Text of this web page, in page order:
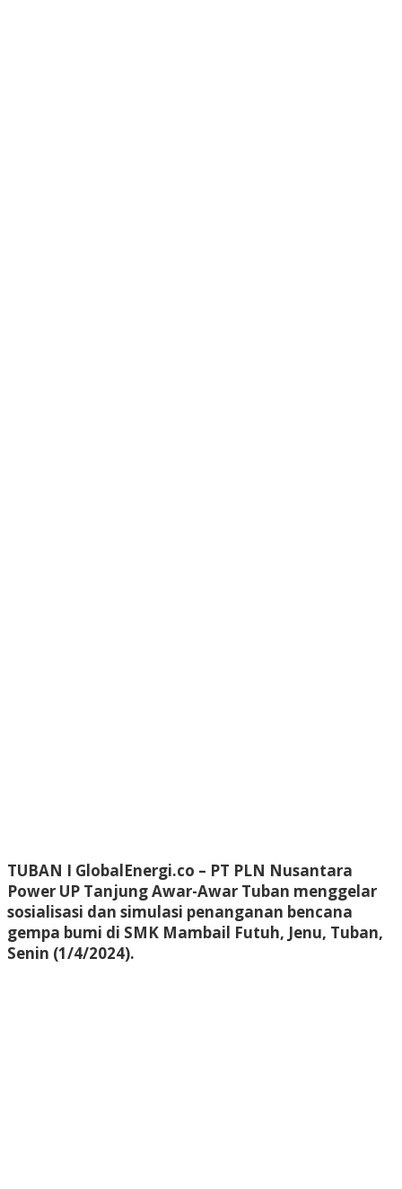
TUBAN I GlobalEnergi.co – PT PLN Nusantara
Power UP Tanjung Awar-Awar Tuban menggelar
sosialisasi dan simulasi penanganan bencana
gempa bumi di SMK Mambail Futuh, Jenu, Tuban,
Senin (1/4/2024).